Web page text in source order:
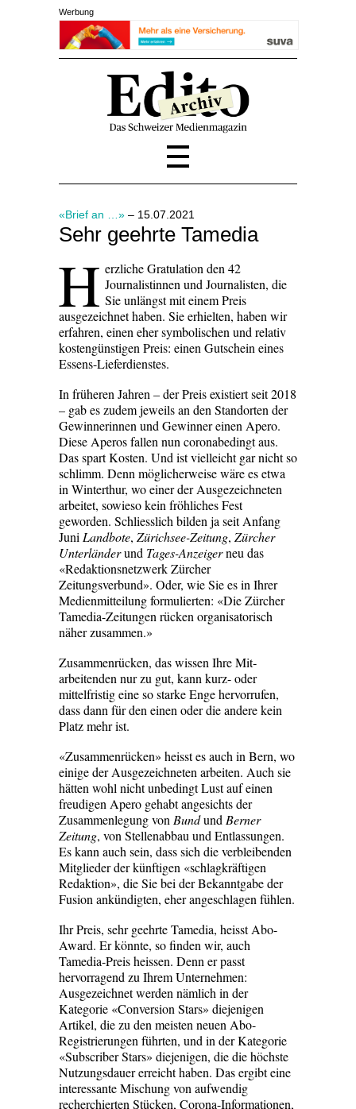
Werbung
«Brief an …» – 15.07.2021
Sehr geehrte Tamedia
H erzliche Gratulation den 42
Journalistinnen und Journalisten, die
Sie unlängst mit einem Preis
ausgezeichnet haben. Sie erhielten, haben wir
erfahren, einen eher symbolischen und relativ
kostengünstigen Preis: einen Gutschein eines
Essens-Lieferdienstes.
In früheren Jahren – der Preis existiert seit 2018
– gab es zudem jeweils an den Standorten der
Gewinnerinnen und Gewinner einen Apero.
Diese Aperos fallen nun coronabedingt aus.
Das spart ­Kosten. Und ist vielleicht gar nicht so
schlimm. Denn möglicherweise wäre ­es etwa
in Winterthur, wo einer der Ausgezeichneten
arbeitet, sowieso kein fröhliches Fest
geworden. Schliesslich bilden ja seit Anfang
Juni Landbote, Zürichsee-Zeitung, Zürcher
Unterländerund Tages-Anzeigerneu das
«Redaktionsnetzwerk Zürcher
Zeitungsverbund». Oder, wie Sie es in Ihrer
Medienmitteilung formulierten: «Die Zürcher
Tamedia-Zeitungen ­rücken organisatorisch
näher zusammen.» ­
Zusammenrücken, das wissen Ihre Mit­
arbeitenden nur zu gut, kann kurz- ­oder
mittelfristig eine so starke Enge ­hervorrufen,
dass dann für den einen oder die andere kein
Platz mehr ist.
«Zusammenrücken» heisst es auch in Bern, wo
einige der Ausgezeichneten ­arbeiten. Auch sie
hätten wohl nicht unbedingt Lust auf einen
freudigen Apero gehabt angesichts der
Zusammenlegung von Bundund Berner
Zeitung, von ­Stellenabbau und Entlassungen.
Es kann auch sein, dass sich die verbleibenden
Mitglieder der künftigen «schlagkräftigen
Redaktion», die Sie bei der Bekanntgabe der
Fusion ankündigten, eher ange­schlagen fühlen.
Ihr Preis, sehr geehrte Tamedia, heisst Abo-
Award. Er könnte, so finden wir, auch
Tamedia-Preis heissen. Denn er passt
hervorragend zu Ihrem Unternehmen:
Ausgezeichnet werden nämlich in der
Kategorie «Conversion Stars» die­jenigen
Artikel, die zu den meisten neuen Abo-
Registrierungen führten, und in der ­Kategorie
«Subscriber Stars» diejenigen, die die höchste
Nutzungsdauer erreicht haben. Das ergibt eine
interessante ­Mischung von aufwendig
recherchierten Stücken, Corona-Informationen,